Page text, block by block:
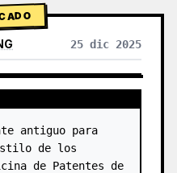
25 dic 2025
OTROS MODELOS
de los
de Patentes de